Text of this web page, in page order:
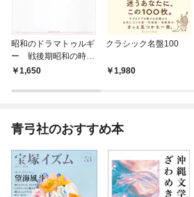
昭和のドラマトゥルギ
ー 戦後期昭和の時代
精神1,650
クラシック名盤100
1,980
青弓社のおすすめ本